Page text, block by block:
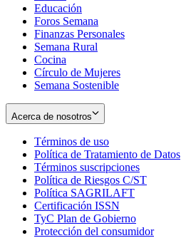
window
new
window
Educación
Foros Semana
Finanzas Personales
Semana Rural
Cocina
Círculo de Mujeres
Semana Sostenible
Acerca de nosotros
Términos de uso
in
new
window
Política de Tratamiento de Datos
Términos suscripciones
in
Política de Riesgos C/ST
Política SAGRILAFT
new
window
Certificación ISSN
in
new
TyC Plan de Gobierno
in
Protección del consumidorOpens